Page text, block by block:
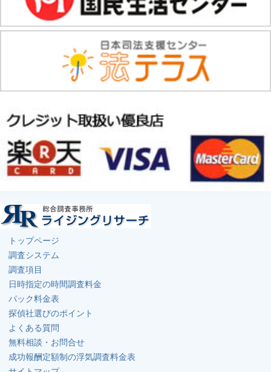
トップページ
調査システム
調査項目
日時指定の時間調査料金
パック料金表
探偵社選びのポイント
よくある質問
無料相談・お問合せ
成功報酬定額制の浮気調査料金表